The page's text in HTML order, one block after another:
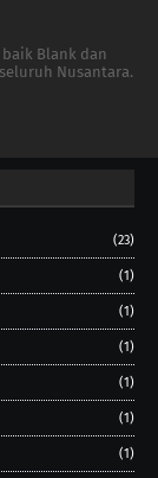
Blank dan
Nusantara.
(23)
(1)
(1)
(1)
(1)
(1)
(1)